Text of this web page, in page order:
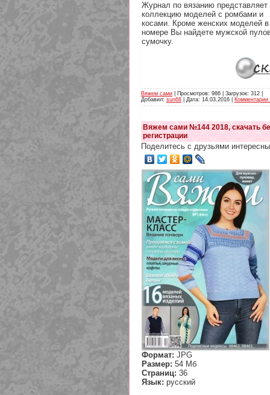
Журнал по вязанию представляет
коллекцию моделей с ромбами и
косами. Кроме женских моделей в
номере Вы найдете мужской
сумочку.
Вяжем сами | Просмотров: 986 | Загрузок: 312 |
Добавил: sun68 | Дата: 14.03.2016 Комментарии
Вяжем сами №144 2018, скачать
регистрации
Поделитесь с друзьями
Формат: JPG
Размер: 54 Мб
Страниц: 36
Язык: русский